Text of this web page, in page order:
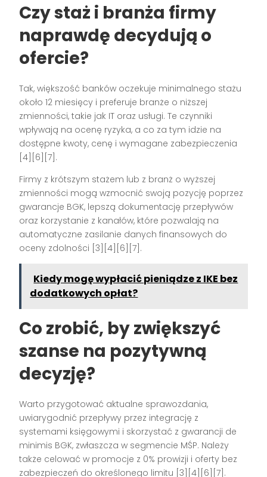
Czy staż i branża firmy
naprawdę decydują o
ofercie?
Tak, większość banków oczekuje minimalnego stażu
około 12 miesięcy i preferuje branże o niższej
zmienności, takie jak IT oraz usługi. Te czynniki
wpływają na ocenę ryzyka, a co za tym idzie na
dostępne kwoty, cenę i wymagane zabezpieczenia
[4][6][7].
Firmy z krótszym stażem lub z branż o wyższej
zmienności mogą wzmocnić swoją pozycję poprzez
gwarancje BGK, lepszą dokumentację przepływów
oraz korzystanie z kanałów, które pozwalają na
automatyczne zasilanie danych finansowych do
oceny zdolności [3][4][6][7].
Kiedy mogę wypłacić pieniądze z IKE bez
dodatkowych opłat?
Co zrobić, by zwiększyć
szanse na pozytywną
decyzję?
Warto przygotować aktualne sprawozdania,
uwiarygodnić przepływy przez integrację z
systemami księgowymi i skorzystać z gwarancji de
minimis BGK, zwłaszcza w segmencie MŚP. Należy
także celować w promocje z 0% prowizji i oferty bez
zabezpieczeń do określonego limitu [3][4][6][7].